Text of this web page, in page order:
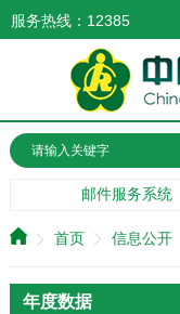
服务热线：12385
邮件服务系统
首页 信息公开
年度数据